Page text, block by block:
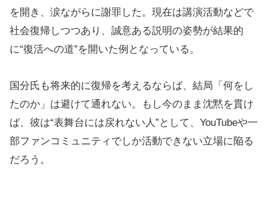
を開き、涙ながらに謝罪した。現在は講演活動などで
社会復帰しつつあり、誠意ある説明の姿勢が結果的
に“復活への道”を開いた例となっている。
国分氏も将来的に復帰を考えるならば、結局「何をし
たのか」は避けて通れない。もし今のまま沈黙を貫け
ば、彼は“表舞台には戻れない人”として、YouTubeや一
部ファンコミュニティでしか活動できない立場に陥る
だろう。